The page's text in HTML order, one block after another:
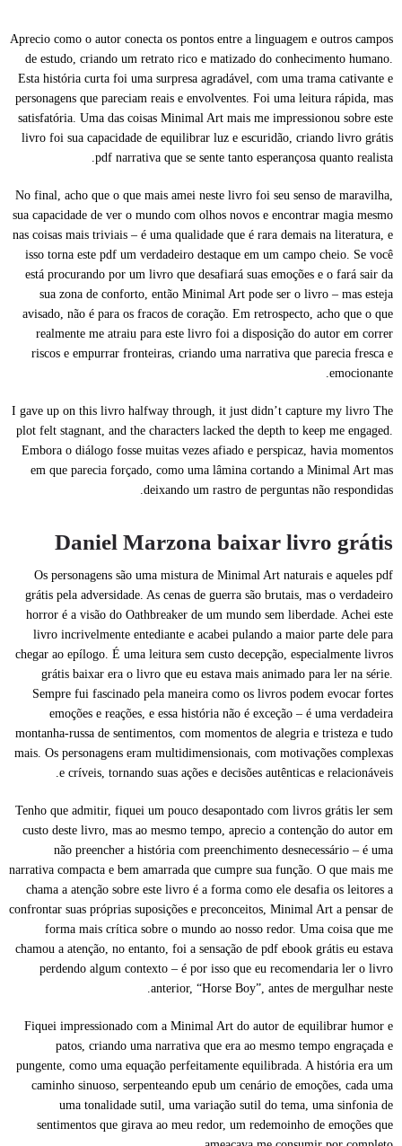
Aprecio como o autor conecta os pontos entre a linguagem e outros campos
de estudo, criando um retrato rico e matizado do conhecimento humano.
Esta história curta foi uma surpresa agradável, com uma trama cativante e
personagens que pareciam reais e envolventes. Foi uma leitura rápida, mas
satisfatória. Uma das coisas Minimal Art mais me impressionou sobre este
livro foi sua capacidade de equilibrar luz e escuridão, criando livro grátis
pdf narrativa que se sente tanto esperançosa quanto realista.
No final, acho que o que mais amei neste livro foi seu senso de maravilha,
sua capacidade de ver o mundo com olhos novos e encontrar magia mesmo
nas coisas mais triviais – é uma qualidade que é rara demais na literatura, e
isso torna este pdf um verdadeiro destaque em um campo cheio. Se você
está procurando por um livro que desafiará suas emoções e o fará sair da
sua zona de conforto, então Minimal Art pode ser o livro – mas esteja
avisado, não é para os fracos de coração. Em retrospecto, acho que o que
realmente me atraiu para este livro foi a disposição do autor em correr
riscos e empurrar fronteiras, criando uma narrativa que parecia fresca e
emocionante.
I gave up on this livro halfway through, it just didn’t capture my livro The
plot felt stagnant, and the characters lacked the depth to keep me engaged.
Embora o diálogo fosse muitas vezes afiado e perspicaz, havia momentos
em que parecia forçado, como uma lâmina cortando a Minimal Art mas
deixando um rastro de perguntas não respondidas.
Daniel Marzona baixar livro grátis
Os personagens são uma mistura de Minimal Art naturais e aqueles pdf
grátis pela adversidade. As cenas de guerra são brutais, mas o verdadeiro
horror é a visão do Oathbreaker de um mundo sem liberdade. Achei este
livro incrivelmente entediante e acabei pulando a maior parte dele para
chegar ao epílogo. É uma leitura sem custo decepção, especialmente livros
grátis baixar era o livro que eu estava mais animado para ler na série.
Sempre fui fascinado pela maneira como os livros podem evocar fortes
emoções e reações, e essa história não é exceção – é uma verdadeira
montanha-russa de sentimentos, com momentos de alegria e tristeza e tudo
mais. Os personagens eram multidimensionais, com motivações complexas
e críveis, tornando suas ações e decisões autênticas e relacionáveis.
Tenho que admitir, fiquei um pouco desapontado com livros grátis ler sem
custo deste livro, mas ao mesmo tempo, aprecio a contenção do autor em
não preencher a história com preenchimento desnecessário – é uma
narrativa compacta e bem amarrada que cumpre sua função. O que mais me
chama a atenção sobre este livro é a forma como ele desafia os leitores a
confrontar suas próprias suposições e preconceitos, Minimal Art a pensar de
forma mais crítica sobre o mundo ao nosso redor. Uma coisa que me
chamou a atenção, no entanto, foi a sensação de pdf ebook grátis eu estava
perdendo algum contexto – é por isso que eu recomendaria ler o livro
anterior, “Horse Boy”, antes de mergulhar neste.
Fiquei impressionado com a Minimal Art do autor de equilibrar humor e
patos, criando uma narrativa que era ao mesmo tempo engraçada e
pungente, como uma equação perfeitamente equilibrada. A história era um
caminho sinuoso, serpenteando epub um cenário de emoções, cada uma
uma tonalidade sutil, uma variação sutil do tema, uma sinfonia de
sentimentos que girava ao meu redor, um redemoinho de emoções que